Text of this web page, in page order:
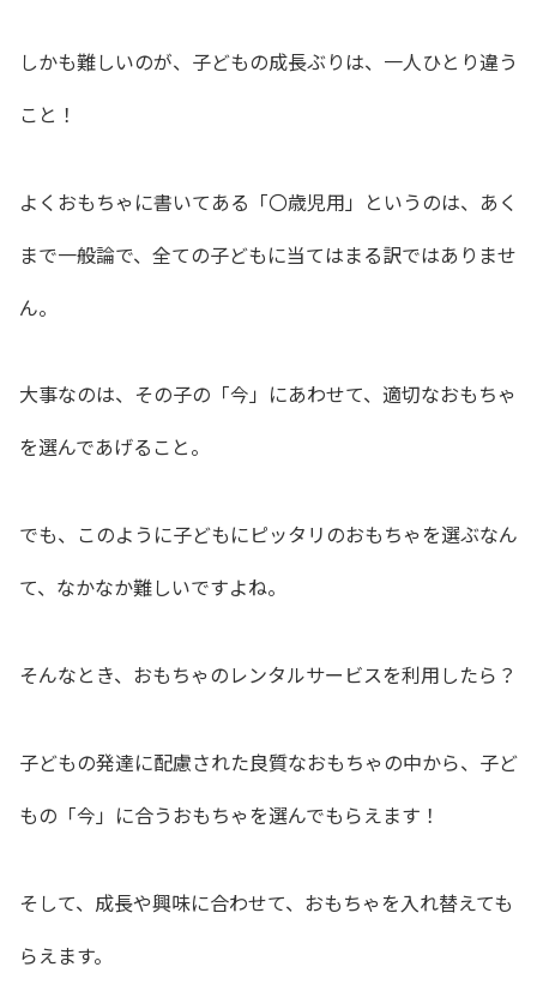
しかも難しいのが、子どもの成長ぶりは、一人ひとり違う
こと！
よくおもちゃに書いてある「〇歳児用」というのは、あく
まで一般論で、全ての子どもに当てはまる訳ではありませ
ん。
大事なのは、その子の「今」にあわせて、適切なおもちゃ
を選んであげること。
でも、このように子どもにピッタリのおもちゃを選ぶなん
て、なかなか難しいですよね。
そんなとき、おもちゃのレンタルサービスを利用したら？
子どもの発達に配慮された良質なおもちゃの中から、子ど
もの「今」に合うおもちゃを選んでもらえます！
そして、成長や興味に合わせて、おもちゃを入れ替えても
らえます。